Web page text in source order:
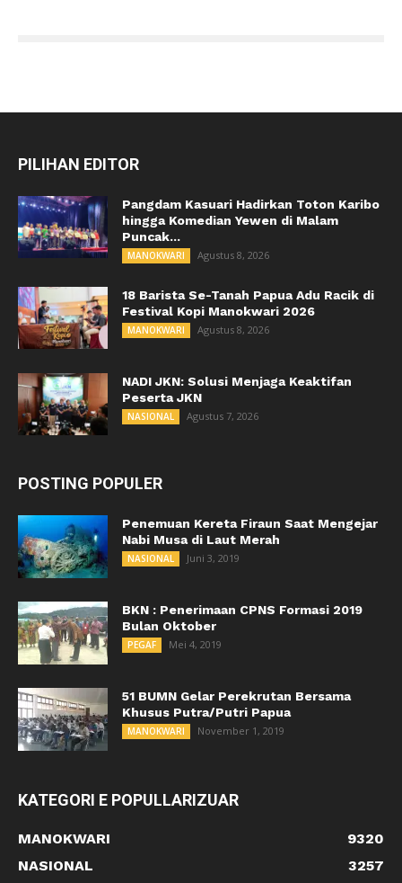
PILIHAN EDITOR
Pangdam Kasuari Hadirkan Toton Karibo
hingga Komedian Yewen di Malam
Puncak...
MANOKWARI Agustus 8, 2026
18 Barista Se-Tanah Papua Adu Racik di
Festival Kopi Manokwari 2026
MANOKWARI Agustus 8, 2026
NADI JKN: Solusi Menjaga Keaktifan
Peserta JKN
NASIONAL Agustus 7, 2026
POSTING POPULER
Penemuan Kereta Firaun Saat Mengejar
Nabi Musa di Laut Merah
NASIONAL Juni 3, 2019
BKN : Penerimaan CPNS Formasi 2019
Bulan Oktober
PEGAF Mei 4, 2019
51 BUMN Gelar Perekrutan Bersama
Khusus Putra/Putri Papua
MANOKWARI November 1, 2019
KATEGORI E POPULLARIZUAR
MANOKWARI
9320
NASIONAL
3257